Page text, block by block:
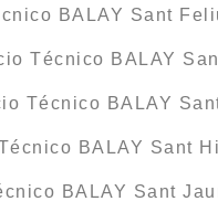
BALAY Sant
Técnico BALAY
Técnico BALAY
BALAY Sant
BALAY Sant